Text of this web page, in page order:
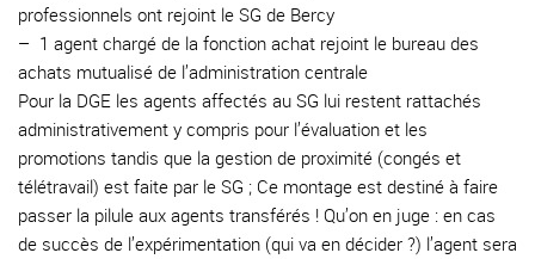
professionnels ont rejoint le SG de Bercy
– 1 agent chargé de la fonction achat rejoint le bureau des
achats mutualisé de l’administration centrale
Pour la DGE les agents affectés au SG lui restent rattachés
administrativement y compris pour l’évaluation et les
promotions tandis que la gestion de proximité (congés et
télétravail) est faite par le SG ; Ce montage est destiné à faire
passer la pilule aux agents transférés ! Qu’on en juge : en cas
de succès de l’expérimentation (qui va en décider ?) l’agent sera